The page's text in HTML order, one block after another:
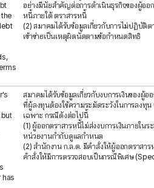
อย่างมีนัยสำคัญต่อการดำเนินธุรกิจของผู้ออ
หนี้ภายใต้ ตราสารหนี้
(2) สมาคมได้รับข้อมูลเกี่ยวกับการไม่ปฏิบัติ
เข้าข่ายเป็นเหตุผิดนัดตามข้อกำหนดสิทธิ
has
สมาคมได้รับข้อมูลเกี่ยวกับงบการเงินของผู้อ
ที่ผู้ลงทุนต้องใช้ความระมัดระวังในการลงทุน
เฉพาะ กรณีดังต่อไปนี้
(1) ผู้ออกตราสารหนี้ไม่ส่งงบการเงินภายในร
หน่วยงานกำกับดูแลกำหนด
(2) สำนักงาน ก.ล.ต. มีคำสั่งให้ผู้ออกตราสาร
คำสั่งให้มีการตรวจสอบเป็นกรณีพิเศษ